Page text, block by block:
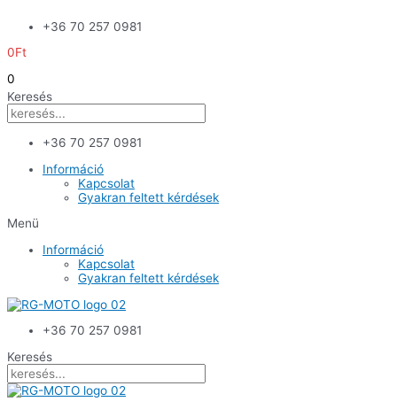
+36 70 257 0981
0Ft
0
Keresés
+36 70 257 0981
Információ
Kapcsolat
Gyakran feltett kérdések
Menü
Információ
Kapcsolat
Gyakran feltett kérdések
+36 70 257 0981
Keresés